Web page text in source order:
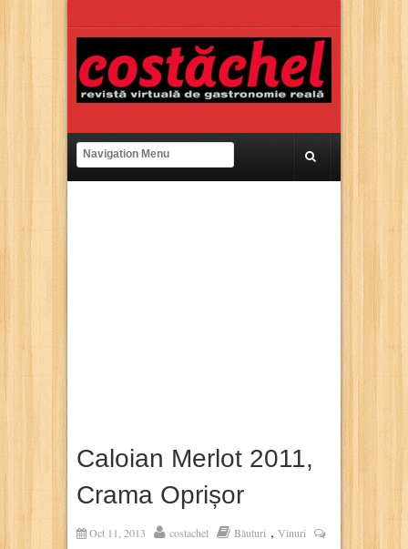
Caloian Merlot 2011,
Crama Oprișor
Oct 11, 2013 costachel Băuturi , Vinuri